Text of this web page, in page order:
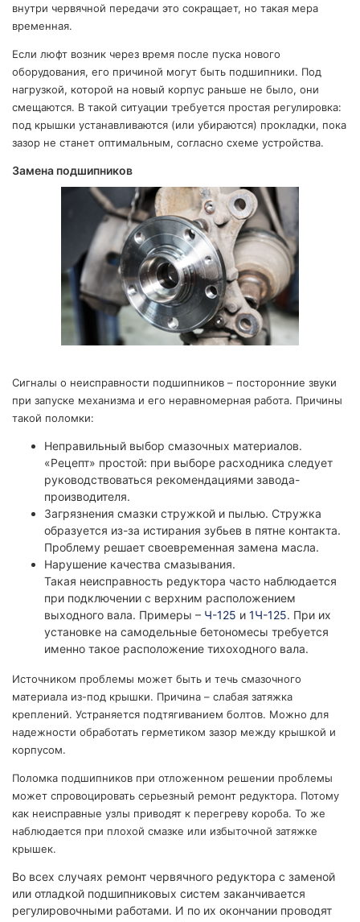
внутри червячной передачи это сокращает, но такая мера
временная.
Если люфт возник через время после пуска нового
оборудования, его причиной могут быть подшипники. Под
нагрузкой, которой на новый корпус раньше не было, они
смещаются. В такой ситуации требуется простая регулировка:
под крышки устанавливаются (или убираются) прокладки, пока
зазор не станет оптимальным, согласно схеме устройства.
Замена подшипников
Сигналы о неисправности подшипников – посторонние звуки
при запуске механизма и его неравномерная работа. Причины
такой поломки:
Неправильный выбор смазочных материалов.
«Рецепт» простой: при выборе расходника следует
руководствоваться рекомендациями завода-
производителя.
Загрязнения смазки стружкой и пылью. Стружка
образуется из-за истирания зубьев в пятне контакта.
Проблему решает своевременная замена масла.
Нарушение качества смазывания.
Такая неисправность редуктора часто наблюдается
при подключении с верхним расположением
выходного вала. Примеры – Ч-125 и 1Ч-125. При их
установке на самодельные бетономесы требуется
именно такое расположение тихоходного вала.
Источником проблемы может быть и течь смазочного
материала из-под крышки. Причина – слабая затяжка
креплений. Устраняется подтягиванием болтов. Можно для
надежности обработать герметиком зазор между крышкой и
корпусом.
Поломка подшипников при отложенном решении проблемы
может спровоцировать серьезный ремонт редуктора. Потому
как неисправные узлы приводят к перегреву короба. То же
наблюдается при плохой смазке или избыточной затяжке
крышек.
Во всех случаях ремонт червячного редуктора с заменой
или отладкой подшипниковых систем заканчивается
регулировочными работами. И по их окончании проводят